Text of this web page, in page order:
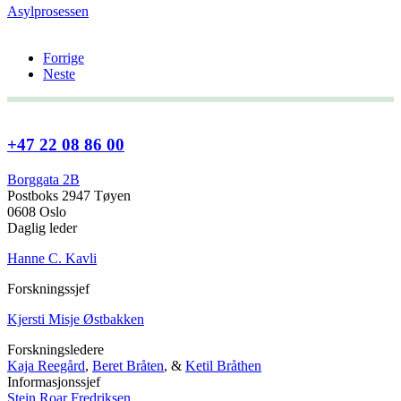
Asylprosessen
Forrige
Neste
+47 22 08 86 00
Borggata 2B
Postboks 2947 Tøyen
0608 Oslo
Daglig leder
Hanne C. Kavli
Forskningssjef
Kjersti Misje Østbakken
Forskningsledere
Kaja Reegård, Beret Bråten, & Ketil Bråthen
Informasjonssjef
Stein Roar Fredriksen